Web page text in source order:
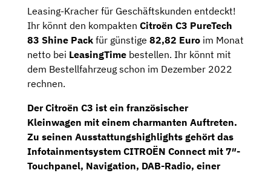
Leasing-Kracher für Geschäftskunden entdeckt!
Ihr könnt den kompakten Citroën C3 PureTech
83 Shine Pack für günstige 82,82 Euro im Monat
netto bei LeasingTime bestellen. Ihr könnt mit
dem Bestellfahrzeug schon im Dezember 2022
rechnen.
Der Citroën C3 ist ein französischer
Kleinwagen mit einem charmanten Auftreten.
Zu seinen Ausstattungshighlights gehört das
Infotainmentsystem CITROËN Connect mit 7″-
Touchpanel, Navigation, DAB-Radio, einer